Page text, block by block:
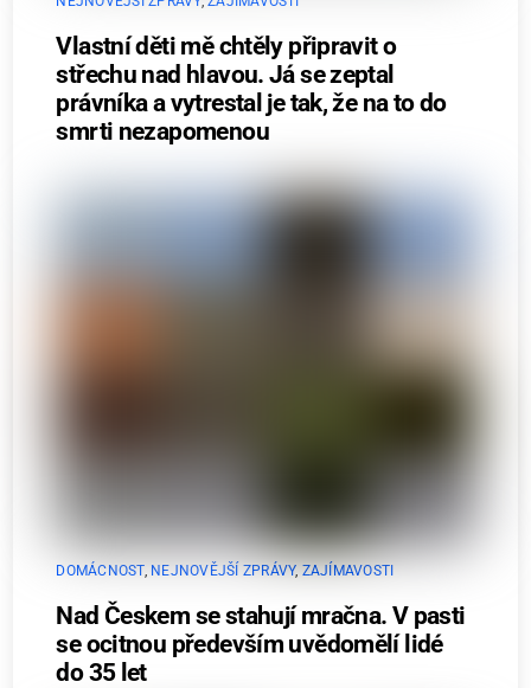
Vlastní děti mě chtěly připravit o
střechu nad hlavou. Já se zeptal
právníka a vytrestal je tak, že na to do
smrti nezapomenou
DOMÁCNOST, NEJNOVĚJŠÍ ZPRÁVY, ZAJÍMAVOSTI
Nad Českem se stahují mračna. V pasti
se ocitnou především uvědomělí lidé
do 35 let